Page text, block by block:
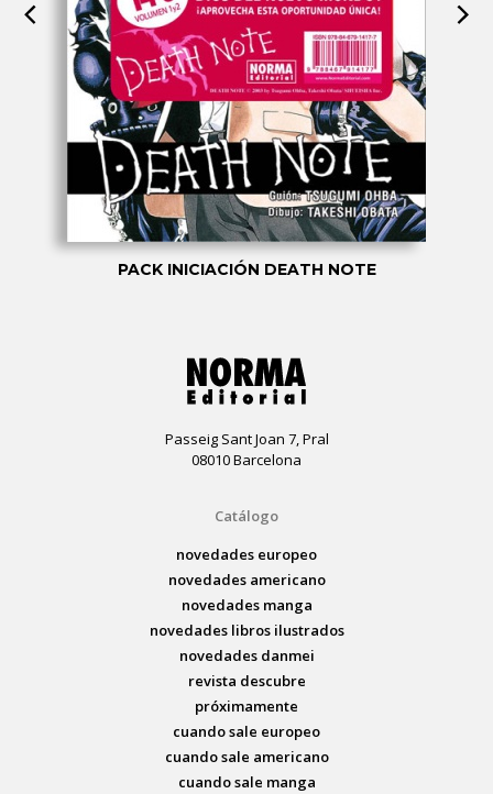
PACK INICIACIÓN DEATH NOTE
Passeig Sant Joan 7, Pral
08010 Barcelona
Catálogo
novedades europeo
novedades americano
novedades manga
novedades libros ilustrados
novedades danmei
revista descubre
próximamente
cuando sale europeo
cuando sale americano
cuando sale manga